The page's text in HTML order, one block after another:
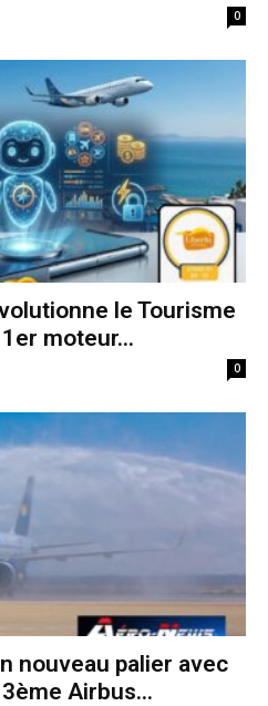
0
le Tourisme
moteur...
0
nouveau palier avec
Airbus...